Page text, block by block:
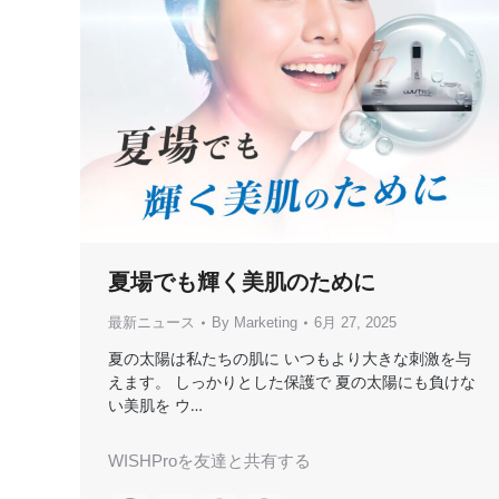
夏場でも輝く美肌のために
最新ニュース By Marketing 6月 27, 2025
夏の太陽は私たちの肌に いつもより大きな刺激を与
えます。 しっかりとした保護で 夏の太陽にも負けな
い美肌を ウ…
WISHProを友達と共有する